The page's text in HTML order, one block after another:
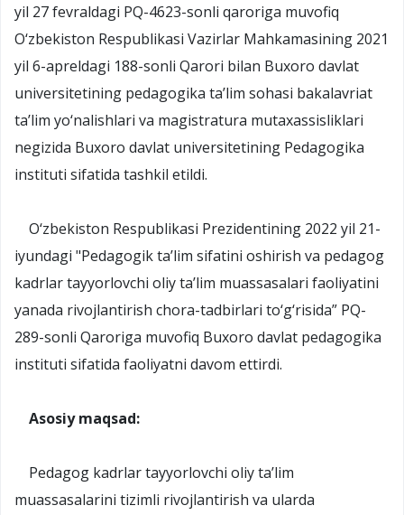
yil 27 fevraldagi PQ-4623-sonli qaroriga muvofiq
O‘zbekiston Respublikasi Vazirlar Mahkamasining 2021
yil 6-apreldagi 188-sonli Qarori bilan Buxoro davlat
universitetining pedagogika ta’lim sohasi bakalavriat
ta’lim yo‘nalishlari va magistratura mutaxassisliklari
negizida Buxoro davlat universitetining Pedagogika
instituti sifatida tashkil etildi.
O‘zbekiston Respublikasi Prezidentining 2022 yil 21-
iyundagi "Pedagogik ta’lim sifatini oshirish va pedagog
kadrlar tayyorlovchi oliy ta’lim muassasalari faoliyatini
yanada rivojlantirish chora-tadbirlari to‘g‘risida” PQ-
289-sonli Qaroriga muvofiq Buxoro davlat pedagogika
instituti sifatida faoliyatni davom ettirdi.
Asosiy maqsad:
Pedagog kadrlar tayyorlovchi oliy ta’lim
muassasalarini tizimli rivojlantirish va ularda